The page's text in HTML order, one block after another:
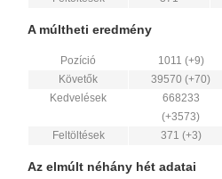
A múltheti eredmény
Pozíció
1011 (+9)
Követők
39570 (+70)
Kedvelések
668233
(+3573)
Feltöltések
371 (+3)
Az elmúlt néhány hét adatai